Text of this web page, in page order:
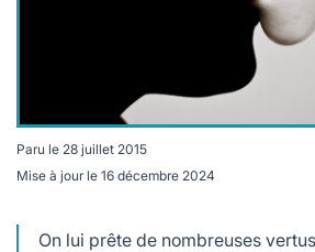
Paru le 28 juillet 2015
Mise à jour le 16 décembre 2024
On lui prête de nombreuses